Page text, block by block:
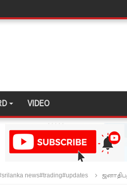
ஒழிப்பு வேலைத்திட்டம் -
உத்தரவு!
5 தொலைபேசி இலக்கங்கள்!
VIDEO
news#trading#updates